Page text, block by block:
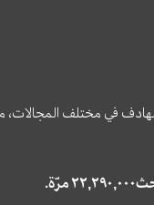
الهادف في مختلف